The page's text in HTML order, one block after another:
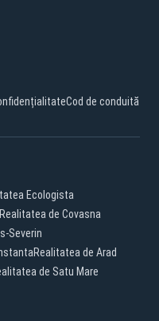
Cod de conduită
Ecologista
Realitatea de Covasna
Severin
Realitatea de Arad
de Satu Mare